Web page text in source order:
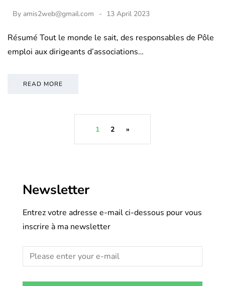
By amis2web@gmail.com 13 April 2023
Résumé Tout le monde le sait, des responsables de Pôle
emploi aux dirigeants d’associations…
READ MORE
1 2 »
Newsletter
Entrez votre adresse e-mail ci-dessous pour vous
inscrire à ma newsletter